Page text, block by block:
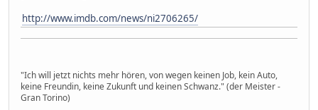
http://www.imdb.com/news/ni2706265/
"Ich will jetzt nichts mehr hören, von wegen keinen Job, kein Auto,
keine Freundin, keine Zukunft und keinen Schwanz." (der Meister -
Gran Torino)